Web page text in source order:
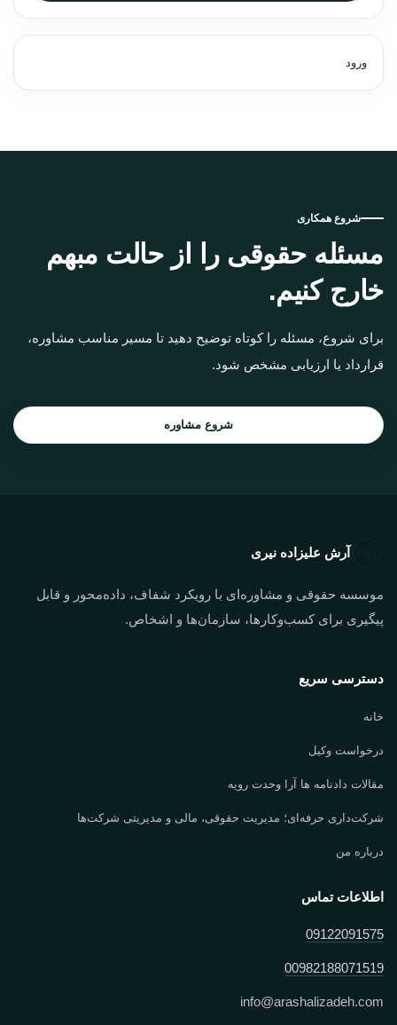
ورود
شروع همکاری
مسئله حقوقی را از حالت مبهم
خارج کنیم.
برای شروع، مسئله را کوتاه توضیح دهید تا مسیر مناسب مشاوره،
قرارداد یا ارزیابی مشخص شود.
شروع مشاوره
آرش علیزاده نیری
موسسه حقوقی و مشاوره‌ای با رویکرد شفاف، داده‌محور و قابل
پیگیری برای کسب‌وکارها، سازمان‌ها و اشخاص.
دسترسی سریع
خانه
درخواست وکیل
مقالات دادنامه ها آرا وحدت رویه
شرکت‌داری حرفه‌ای؛ مدیریت حقوقی، مالی و مدیریتی شرکت‌ها
درباره من
اطلاعات تماس
09122091575
00982188071519
info@arashalizadeh.com